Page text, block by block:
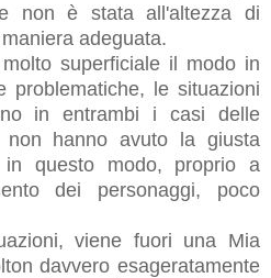
non è stata all'altezza di
adeguata.
superficiale il modo in
problematiche, le situazioni
in entrambi i casi delle
non hanno avuto la giusta
in questo modo, proprio a
dei personaggi, poco
viene fuori una Mia
davvero esageratamente